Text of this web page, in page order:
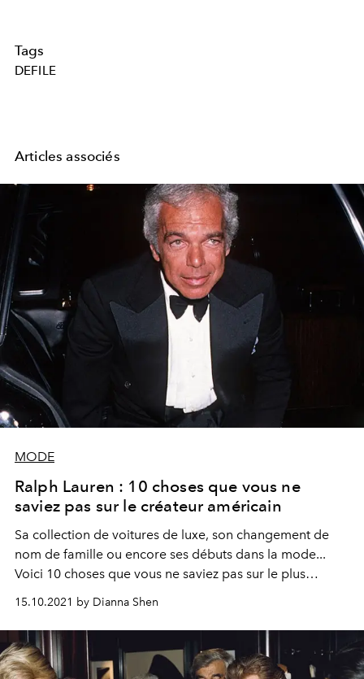
Tags
DEFILE
Articles associés
MODE
Ralph Lauren : 10 choses que vous ne
saviez pas sur le créateur américain
Sa collection de voitures de luxe, son changement de
nom de famille ou encore ses débuts dans la mode...
Voici 10 choses que vous ne saviez pas sur le plus
Américain des créateurs de mode : Ralph Lauren.
15.10.2021 by Dianna Shen